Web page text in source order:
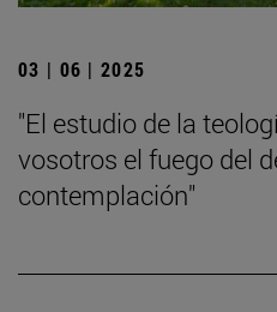
03 | 06 | 2025
"El estudio de la
vosotros el fuego del
contemplación"